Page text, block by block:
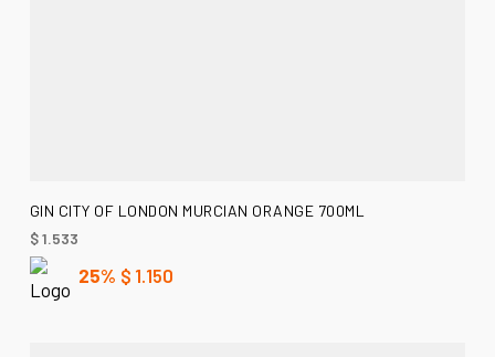
AÑADIR AL CARRITO
GIN CITY OF LONDON MURCIAN ORANGE 700ML
$1.533
25% $ 1.150